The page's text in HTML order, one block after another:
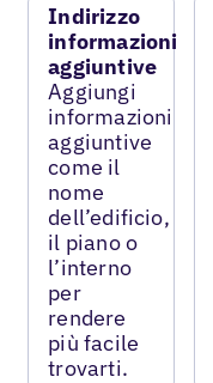
Indirizzo
informazioni
aggiuntive
Aggiungi
informazioni
aggiuntive
come il
nome
dell’edificio,
il piano o
l’interno
per
rendere
più facile
trovarti.